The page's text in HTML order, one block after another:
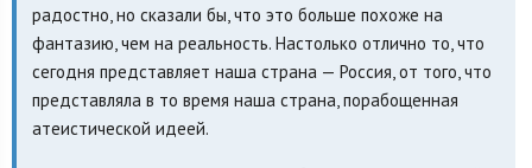
радостно, но сказали бы, что это больше похоже на
фантазию, чем на реальность. Настолько отлично то, что
сегодня представляет наша страна — Россия, от того, что
представляла в то время наша страна, порабощенная
атеистической идеей.